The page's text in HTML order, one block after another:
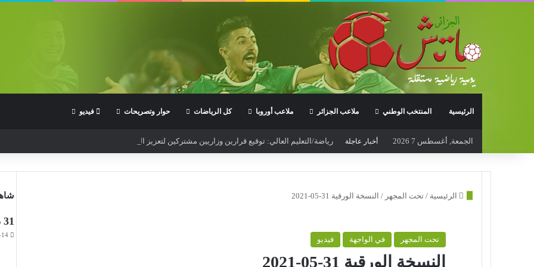
الرئيسية المنتخب الوطني ملاعب الجزائر ملاعب أوروبا كل الرياضات حوار وتصريحات فيديو
الجمعة, أغسطس 7 2026 أخبار عاجلة رياضة/التعليم العالي: توقيع قرارين وزاريين مشتركين لتعزيز التأطير البيداغوجي لمؤسسات التكوين
الرئيسية / تحت المجهر / النسخة الورقية 31-05-2021
تحت المجهر في الواجهة فيديو
النسخة الورقية 31-05-2021
31 دولة تشارك في بطولة العالم لناشئي الدراجات
14